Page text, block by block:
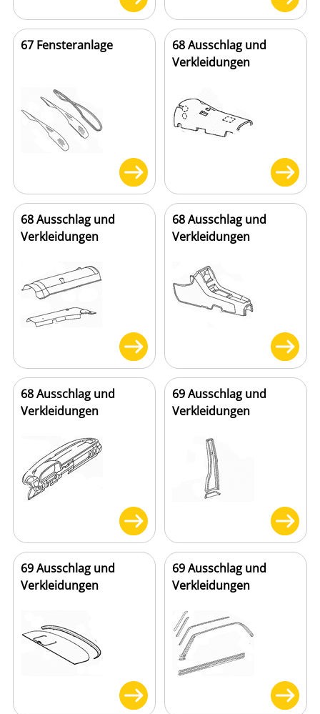
67 Fensteranlage
68 Ausschlag und
Verkleidungen
68 Ausschlag und
Verkleidungen
68 Ausschlag und
Verkleidungen
68 Ausschlag und
Verkleidungen
69 Ausschlag und
Verkleidungen
69 Ausschlag und
Verkleidungen
69 Ausschlag und
Verkleidungen